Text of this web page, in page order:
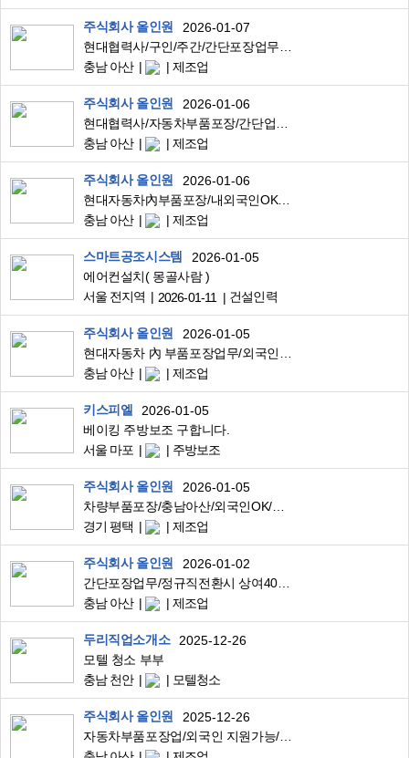
주식회사 올인원
2026-01-07
충남 아산
제조업
주식회사 올인원
2026-01-06
충남 아산
제조업
주식회사 올인원
2026-01-06
현대자동차內부품포장/내외국인OK/정규직전환시 상여400/만근수당20/교통비지급
충남 아산
제조업
스마트공조시스템
2026-01-05
에어컨설치( 몽골사람 )
서울 전지역
2026-01-11 건설인력
주식회사 올인원
2026-01-05
충남 아산
제조업
키스피엘
2026-01-05
베이킹 주방보조 구합니다.
서울 마포
주방보조
주식회사 올인원
2026-01-05
차량부품포장/충남아산/외국인OK/정규직전환시상여400
경기 평택
제조업
주식회사 올인원
2026-01-02
간단포장업무/정규직전환시 상여400%인상
충남 아산
제조업
두리직업소개소
2025-12-26
모텔 청소 부부
충남 천안
모텔청소
주식회사 올인원
2025-12-26
자동차부품포장업/외국인 지원가능/아산 단순포장/만근수당20/정규직전환시 상여금400%